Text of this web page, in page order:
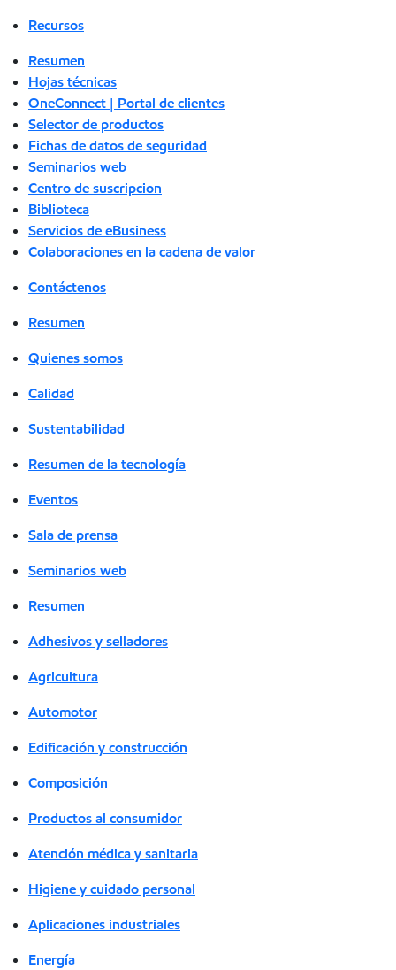
Recursos
Resumen
Hojas técnicas
OneConnect | Portal de clientes
Selector de productos
Fichas de datos de seguridad
Seminarios web
Centro de suscripcion
Biblioteca
Servicios de eBusiness
Colaboraciones en la cadena de valor
Contáctenos
Resumen
Quienes somos
Calidad
Sustentabilidad
Resumen de la tecnología
Eventos
Sala de prensa
Seminarios web
Resumen
Adhesivos y selladores
Agricultura
Automotor
Edificación y construcción
Composición
Productos al consumidor
Atención médica y sanitaria
Higiene y cuidado personal
Aplicaciones industriales
Energía